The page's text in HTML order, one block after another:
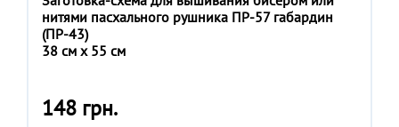
нитями пасхального рушника ПР-57 габардин
(ПР-43)
38 см x 55 см
148 грн.